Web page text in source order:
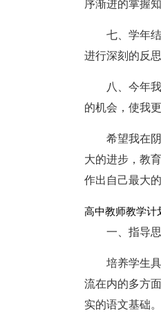
序渐进的掌握
七、学年
进行深刻的反思
八、今年
的机会，使我
希望我在
大的进步，教
作出自己最大的
高中教师教学计
一、指导思
培养学生
流在内的多方
实的语文基础。